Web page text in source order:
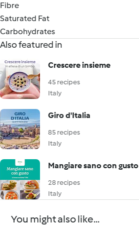
Fibre
Saturated Fat
Carbohydrates
Also featured in
Crescere insieme
45 recipes
Italy
Giro d'Italia
85 recipes
Italy
Mangiare sano con gusto
28 recipes
Italy
You might also like...